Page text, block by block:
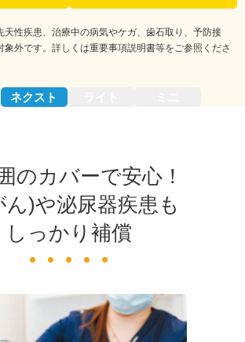
性疾患、治療中の病気やケガ、歯石取り、予防接
象外です。詳しくは重要事項説明書等をご参照くださ
ネクスト
のカバーで安心！
ん)や泌尿器疾患も
しっかり補償